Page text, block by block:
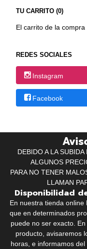
TU CARRITO (0)
El carrito de la
REDES SOCIALES
Instagram
Facebook
DEBIDO A LA
ALGUNOS
PARA NO TENER
LLAMAN
Disponibilidad
En nuestra tienda
que en determinados
puede no ser exacto.
producto, avisaremos
horas, e informamos